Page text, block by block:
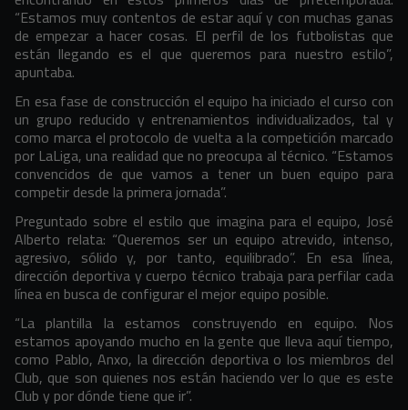
“Estamos muy contentos de estar aquí y con muchas ganas
de empezar a hacer cosas. El perfil de los futbolistas que
están llegando es el que queremos para nuestro estilo”,
apuntaba.
En esa fase de construcción el equipo ha iniciado el curso con
un grupo reducido y entrenamientos individualizados, tal y
como marca el protocolo de vuelta a la competición marcado
por LaLiga, una realidad que no preocupa al técnico. “Estamos
convencidos de que vamos a tener un buen equipo para
competir desde la primera jornada”.
Preguntado sobre el estilo que imagina para el equipo, José
Alberto relata: “Queremos ser un equipo atrevido, intenso,
agresivo, sólido y, por tanto, equilibrado”. En esa línea,
dirección deportiva y cuerpo técnico trabaja para perfilar cada
línea en busca de configurar el mejor equipo posible.
“La plantilla la estamos construyendo en equipo. Nos
estamos apoyando mucho en la gente que lleva aquí tiempo,
como Pablo, Anxo, la dirección deportiva o los miembros del
Club, que son quienes nos están haciendo ver lo que es este
Club y por dónde tiene que ir”.